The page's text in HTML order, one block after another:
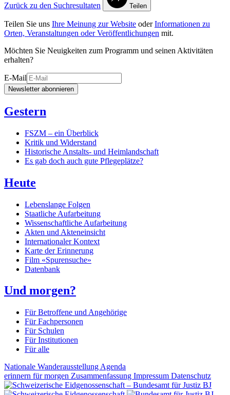
Zurück zu den Suchresultaten Teilen
Teilen Sie uns Ihre Meinung zur Website oderInformationen zu
Orten, Veranstaltungen oder Veröffentlichungen mit.
Möchten Sie Neuigkeiten zum Programm und seinen Aktivitäten
erhalten?
E-Mail
Newsletter abonnieren
Gestern
FSZM – ein Überblick
Kritik und Widerstand
Historische Anstalts- und Heimlandschaft
Es gab doch auch gute Pflegeplätze?
Heute
Lebenslange Folgen
Staatliche Aufarbeitung
Wissenschaftliche Aufarbeitung
Akten und Akteneinsicht
Internationaler Kontext
Karte der Erinnerung
Film «Spurensuche»
Datenbank
Und morgen?
Für Betroffene und Angehörige
Für Fachpersonen
Für Schulen
Für Institutionen
Für alle
Nationale Wanderausstellung Agenda
erinnern für morgen Zusammenfassung Impressum Datenschutz